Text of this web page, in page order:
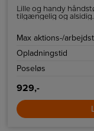
Lille og handy
tilgængelig og alsidig.
Max aktions-/
Opladningstid
Poseløs
929,-